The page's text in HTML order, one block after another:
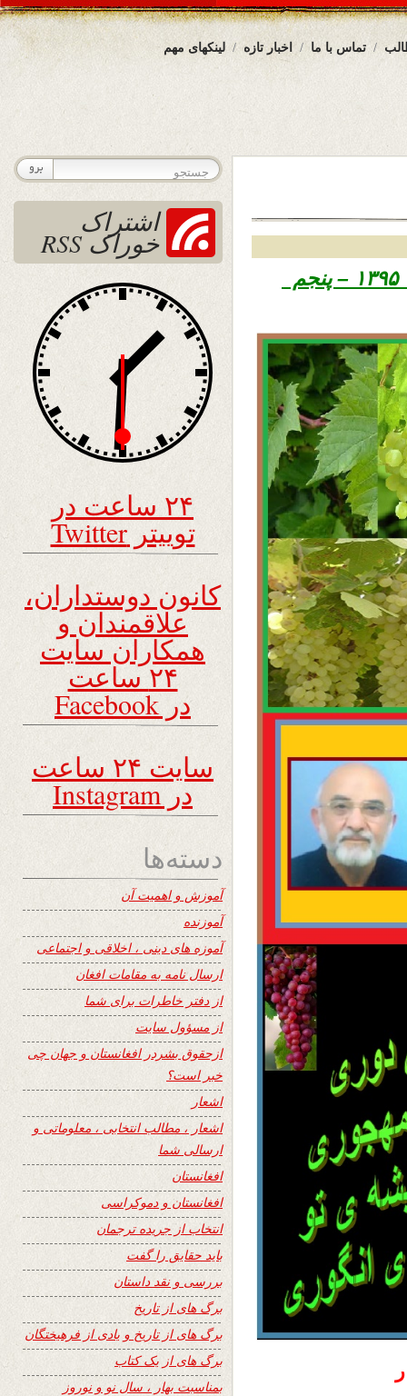
لینکهای مهم اخبار تازه تماس با ما
تاریخ نشر چهارشنبه شنبه ۱۴ میزان ۱۳۹۵ – پنجم
اشتراک
خوراک RSS
۲۴ ساعت در
توییتر Twitter
کانون دوستداران،
علاقمندان و
همکاران سایت
۲۴ ساعت
در Facebook
سایت ۲۴ ساعت
در Instagram
دسته‌ها
آموزش و اهمیت آن
آموزنده
آموزه های دینی ، اخلاقی و اجتماعی
ارسال نامه به مقامات افغان
از دفتر خاطرات برای شما
از مسؤول سایت
ازحقوق بشردر افغانستان و جهان چی
خبر است؟
اشعار
اشعار ، مطالب انتخابی ، معلوماتی و
ارسالی شما
افغانستان
افغانستان و دموکراسی
انتخاب از جریده ترجمان
باید حقایق را گفت
بررسی و نقد داستان
برگ های از تاریخ
برگ های از تاریخ و یادی از فرهیختگان
برگ های از یک کتاب
بمناسبت بهار ، سال نو و نوروز